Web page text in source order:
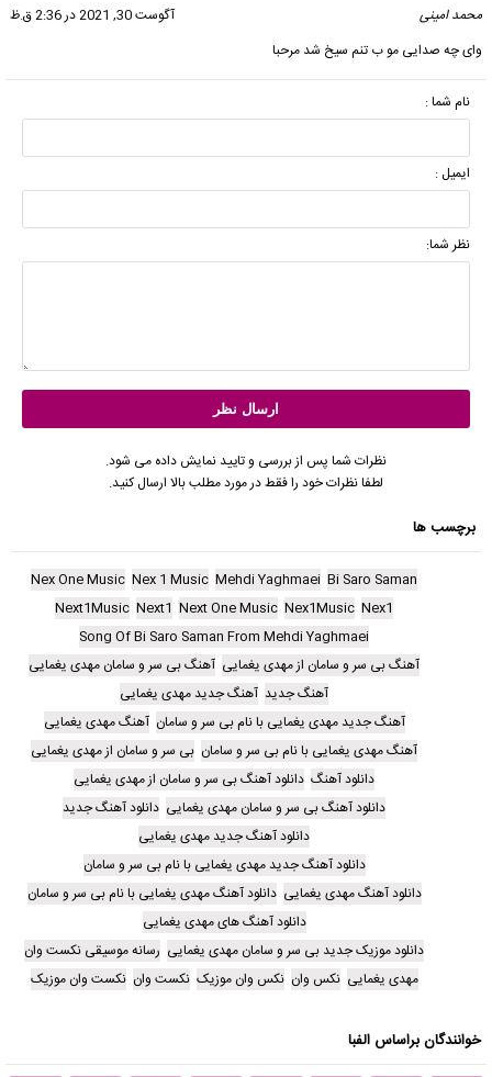
محمد امینی
آگوست 30, 2021 در 2:36 ق.ظ
وای چه صدایی مو ب تنم سیخ شد مرحبا
نام شما :
ایمیل :
نظر شما:
نظرات شما پس از بررسی و تایید نمایش داده می شود.
لطفا نظرات خود را فقط در مورد مطلب بالا ارسال کنید.
برچسب ها
Bi Saro Saman
Mehdi Yaghmaei
Nex 1 Music
Nex One Music
Nex1
Nex1Music
Next One Music
Next1
Next1Music
Song Of Bi Saro Saman From Mehdi Yaghmaei
آهنگ بی سر و سامان از مهدی یغمایی آهنگ بی سر و سامان مهدی یغمایی
آهنگ جدید آهنگ جدید مهدی یغمایی
آهنگ جدید مهدی یغمایی با نام بی سر و سامان آهنگ مهدی یغمایی
آهنگ مهدی یغمایی با نام بی سر و سامان بی سر و سامان از مهدی یغمایی
دانلود آهنگ دانلود آهنگ بی سر و سامان از مهدی یغمایی
دانلود آهنگ بی سر و سامان مهدی یغمایی دانلود آهنگ جدید
دانلود آهنگ جدید مهدی یغمایی
دانلود آهنگ جدید مهدی یغمایی با نام بی سر و سامان
دانلود آهنگ مهدی یغمایی دانلود آهنگ مهدی یغمایی با نام بی سر و سامان
دانلود آهنگ های مهدی یغمایی
دانلود موزیک جدید بی سر و سامان مهدی یغمایی رسانه موسیقی نکست وان
مهدی یغمایی نکس وان نکس وان موزیک نکست وان نکست وان موزیک
خوانندگان براساس الفبا